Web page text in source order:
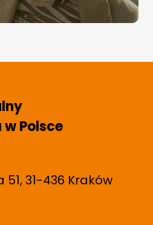
w Polsce
51, 31-436 Kraków